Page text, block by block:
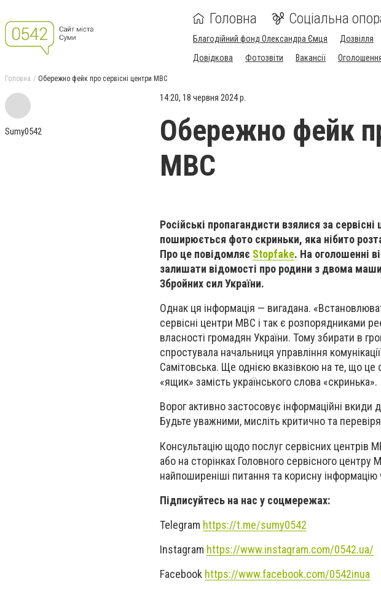
Головна Соціальна
Благодійний фонд Олександра Ємця Дозвілля
Довідкова
Фотозвіти Вакансії
Головна Обережно фейк про сервісні центри МВС
Sumy0542
14:20, 18 червня 2024 р.
Обережно фейк
МВС
Російські пропагандисти взялися за
поширюється фото скриньки, яка нібито
Про це повідомляє Stopfake. На оголошенні
залишати відомості про родини з двома
Збройних сил України.
Однак ця інформація — вигадана.
сервісні центри МВС і так є розпорядниками
власності громадян України. Тому збирати в
спростувала начальниця управління
Самітовська. Ще однією вказівкою на те, що
«ящик» замість українського слова «скринька».
Ворог активно застосовує інформаційні вкиди
Будьте уважними, мисліть критично та
Консультацію щодо послуг сервісних
або на сторінках Головного сервісного центру
найпоширеніші питання та корисну інформацію
Підписуйтесь на нас у соцмережах:
Telegram https://t.me/sumy0542
Instagram https://www.instagram.com/0542.ua/
Facebook https://www.facebook.com/0542inua